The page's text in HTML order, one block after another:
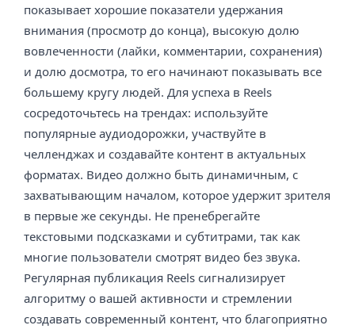
показывает хорошие показатели удержания
внимания (просмотр до конца), высокую долю
вовлеченности (лайки, комментарии, сохранения)
и долю досмотра, то его начинают показывать все
большему кругу людей. Для успеха в Reels
сосредоточьтесь на трендах: используйте
популярные аудиодорожки, участвуйте в
челленджах и создавайте контент в актуальных
форматах. Видео должно быть динамичным, с
захватывающим началом, которое удержит зрителя
в первые же секунды. Не пренебрегайте
текстовыми подсказками и субтитрами, так как
многие пользователи смотрят видео без звука.
Регулярная публикация Reels сигнализирует
алгоритму о вашей активности и стремлении
создавать современный контент, что благоприятно